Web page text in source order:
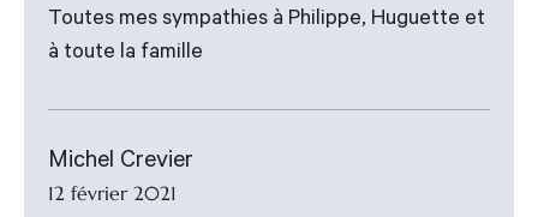
Toutes mes sympathies à Philippe, Huguette et
à toute la famille
Michel Crevier
12 février 2021